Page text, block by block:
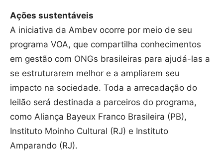
Ações sustentáveis
A iniciativa da Ambev ocorre por meio de seu
programa VOA, que compartilha conhecimentos
em gestão com ONGs brasileiras para ajudá-las a
se estruturarem melhor e a ampliarem seu
impacto na sociedade. Toda a arrecadação do
leilão será destinada a parceiros do programa,
como Aliança Bayeux Franco Brasileira (PB),
Instituto Moinho Cultural (RJ) e Instituto
Amparando (RJ).